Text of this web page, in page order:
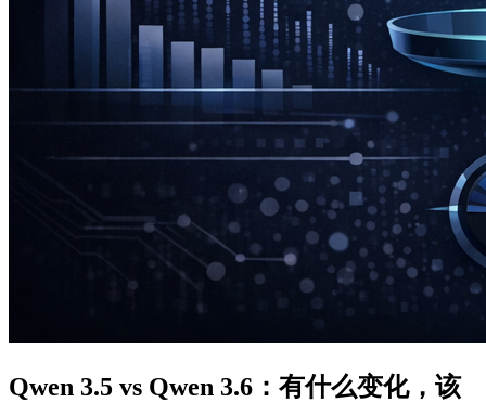
Qwen 3.5 vs Qwen 3.6：有什么变化，该